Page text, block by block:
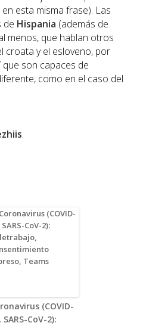
esta misma frase). Las
de Hispania (además de
menos, que hablan otros
croata y el esloveno, por
son capaces de
como en el caso del
.
(COVID-
SARS-CoV-2):